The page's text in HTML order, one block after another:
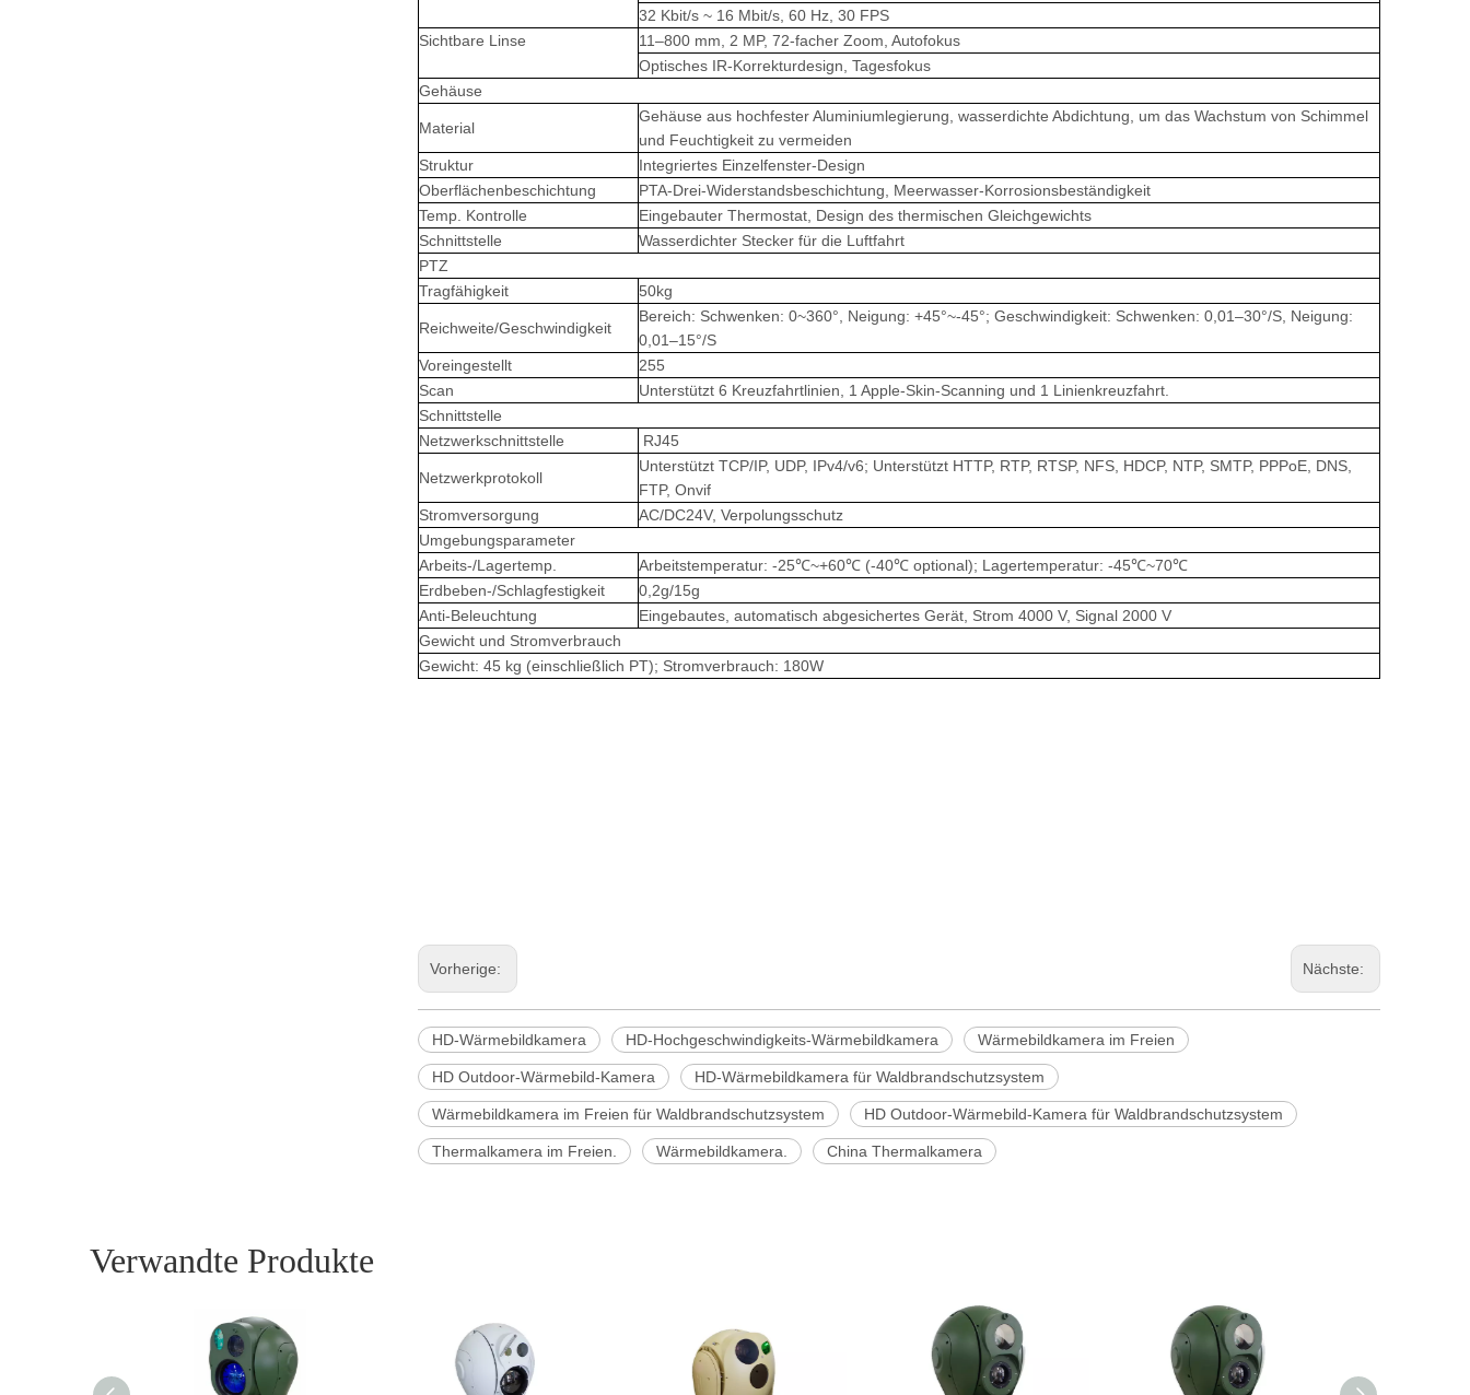
32 Kbit/s ~ 16 Mbit/s, 60 Hz, 30 FPS
Sichtbare Linse
11–800 mm, 2 MP, 72-facher Zoom, Autofokus
Optisches IR-Korrekturdesign, Tagesfokus
Gehäuse
Material
Gehäuse aus hochfester Aluminiumlegierung, wasserdichte Abdichtung, um das Wachstum von Schimmel
und Feuchtigkeit zu vermeiden
Struktur
Integriertes Einzelfenster-Design
Oberflächenbeschichtung
PTA-Drei-Widerstandsbeschichtung, Meerwasser-Korrosionsbeständigkeit
Temp. Kontrolle
Eingebauter Thermostat, Design des thermischen Gleichgewichts
Schnittstelle
Wasserdichter Stecker für die Luftfahrt
PTZ
Tragfähigkeit
50kg
Reichweite/Geschwindigkeit
Bereich: Schwenken: 0~360°, Neigung: +45°~-45°; Geschwindigkeit: Schwenken: 0,01–30°/S, Neigung:
0,01–15°/S
Voreingestellt
255
Scan
Unterstützt 6 Kreuzfahrtlinien, 1 Apple-Skin-Scanning und 1 Linienkreuzfahrt.
Schnittstelle
Netzwerkschnittstelle
RJ45
Netzwerkprotokoll
Unterstützt TCP/IP, UDP, IPv4/v6; Unterstützt HTTP, RTP, RTSP, NFS, HDCP, NTP, SMTP, PPPoE, DNS,
FTP, Onvif
Stromversorgung
AC/DC24V, Verpolungsschutz
Umgebungsparameter
Arbeits-/Lagertemp.
Arbeitstemperatur: -25℃~+60℃ (-40℃ optional); Lagertemperatur: -45℃~70℃
Erdbeben-/Schlagfestigkeit
0,2g/15g
Anti-Beleuchtung
Eingebautes, automatisch abgesichertes Gerät, Strom 4000 V, Signal 2000 V
Gewicht und Stromverbrauch
Gewicht: 45 kg (einschließlich PT); Stromverbrauch: 180W
Vorherige: Nächste:
HD-Wärmebildkamera HD-Hochgeschwindigkeits-Wärmebildkamera Wärmebildkamera im Freien
HD Outdoor-Wärmebild-Kamera HD-Wärmebildkamera für Waldbrandschutzsystem
Wärmebildkamera im Freien für Waldbrandschutzsystem HD Outdoor-Wärmebild-Kamera für Waldbrandschutzsystem
Thermalkamera im Freien. Wärmebildkamera. China Thermalkamera
Verwandte Produkte